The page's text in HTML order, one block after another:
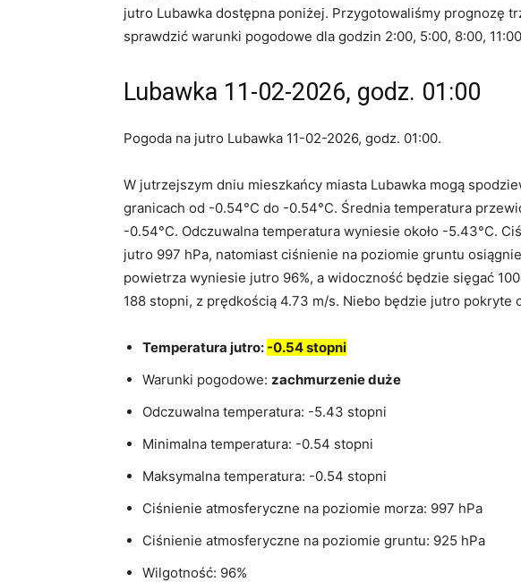
jutro Lubawka dostępna poniżej. Przygotowaliśmy prognozę
sprawdzić warunki pogodowe dla godzin 2:00, 5:00, 8:00,
Lubawka 11-02-2026, godz. 01:00
Pogoda na jutro Lubawka 11-02-2026, godz. 01:00.
W jutrzejszym dniu mieszkańcy miasta Lubawka mogą
granicach od -0.54°C do -0.54°C. Średnia temperatura
-0.54°C. Odczuwalna temperatura wyniesie około -5.43°C.
jutro 997 hPa, natomiast ciśnienie na poziomie gruntu
powietrza wyniesie jutro 96%, a widoczność będzie sięgać
188 stopni, z prędkością 4.73 m/s. Niebo będzie jutro pokryte
Temperatura jutro: -0.54 stopni
Warunki pogodowe: zachmurzenie duże
Odczuwalna temperatura: -5.43 stopni
Minimalna temperatura: -0.54 stopni
Maksymalna temperatura: -0.54 stopni
Ciśnienie atmosferyczne na poziomie morza: 997 hPa
Ciśnienie atmosferyczne na poziomie gruntu: 925 hPa
Wilgotność: 96%